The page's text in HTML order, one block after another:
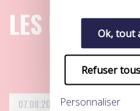
Ok, tout
Refuser
Personnaliser
LES
07.08.2026